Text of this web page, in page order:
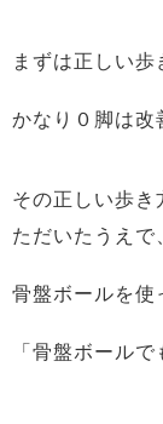
まずは正しい歩
かなり０脚は改
その正しい歩き
ただいたうえで
骨盤ボールを使
「骨盤ボール